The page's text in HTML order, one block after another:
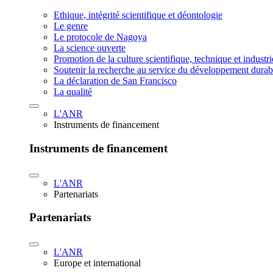
Ethique, intégrité scientifique et déontologie
Le genre
Le protocole de Nagoya
La science ouverte
Promotion de la culture scientifique, technique et
Soutenir la recherche au service du développement
La déclaration de San Francisco
La qualité
L'ANR
Instruments de financement
Instruments de financement
L'ANR
Partenariats
Partenariats
L'ANR
Europe et international